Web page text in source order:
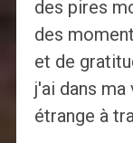
des pires
des
et de
j'ai dans
étrange à